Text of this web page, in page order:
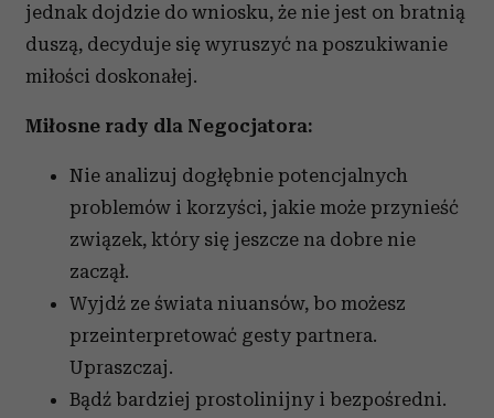
jednak dojdzie do wniosku, że nie jest on bratnią
duszą, decyduje się wyruszyć na poszukiwanie
miłości doskonałej.
Miłosne rady dla Negocjatora:
Nie analizuj dogłębnie potencjalnych
problemów i korzyści, jakie może przynieść
związek, który się jeszcze na dobre nie
zaczął.
Wyjdź ze świata niuansów, bo możesz
przeinterpretować gesty partnera.
Upraszczaj.
Bądź bardziej prostolinijny i bezpośredni.